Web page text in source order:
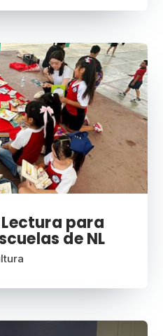
para
de NL